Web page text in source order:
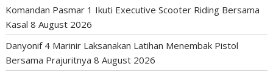
Komandan Pasmar 1 Ikuti Executive Scooter Riding Bersama
Kasal 8 August 2026
Danyonif 4 Marinir Laksanakan Latihan Menembak Pistol
Bersama Prajuritnya 8 August 2026